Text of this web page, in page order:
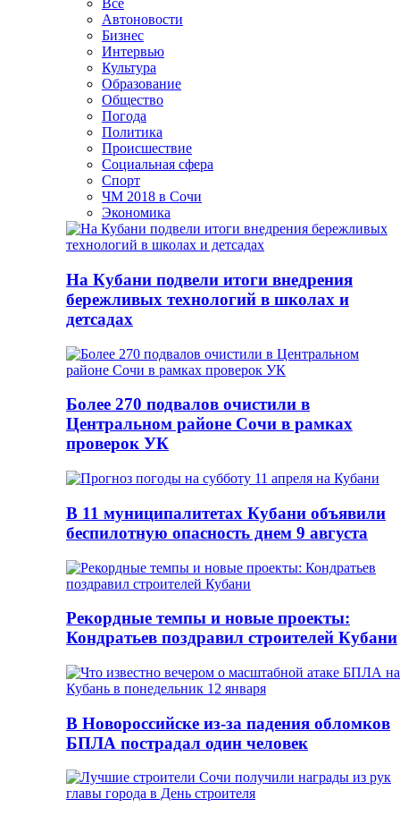
Все
Автоновости
Бизнес
Интервью
Культура
Образование
Общество
Погода
Политика
Происшествие
Социальная сфера
Спорт
ЧМ 2018 в Сочи
Экономика
На Кубани подвели итоги внедрения
бережливых технологий в школах и
детсадах
Более 270 подвалов очистили в
Центральном районе Сочи в рамках
проверок УК
В 11 муниципалитетах Кубани объявили
беспилотную опасность днем 9 августа
Рекордные темпы и новые проекты:
Кондратьев поздравил строителей Кубани
В Новороссийске из-за падения обломков
БПЛА пострадал один человек